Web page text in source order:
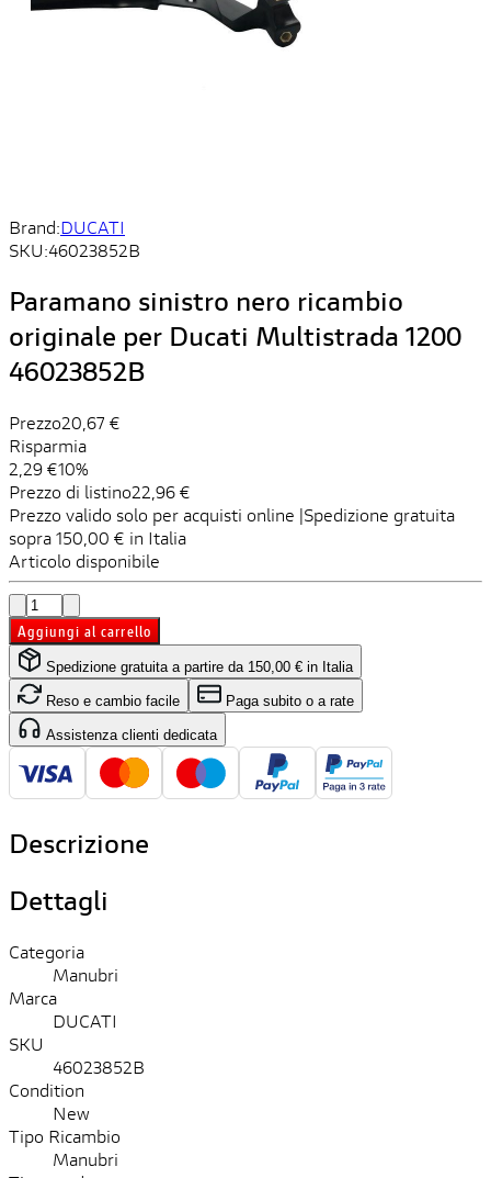
Brand:DUCATI
SKU:46023852B
Paramano sinistro nero ricambio
originale per Ducati Multistrada 1200
46023852B
Prezzo20,67 €
Risparmia
2,29 €10%
Prezzo di listino22,96 €
Prezzo valido solo per acquisti online |Spedizione gratuita
sopra 150,00 € in Italia
Articolo disponibile
Aggiungi al carrello
Spedizione gratuita a partire da 150,00 € in Italia
Reso e cambio facile Paga subito o a rate
Assistenza clienti dedicata
Descrizione
Dettagli
Categoria
Manubri
Marca
DUCATI
SKU
46023852B
Condition
New
Tipo Ricambio
Manubri